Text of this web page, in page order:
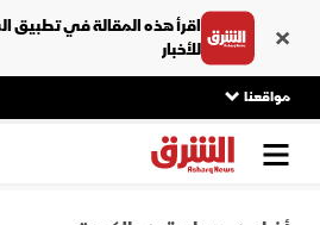
اقرأ هذه المقالة في تطبيق
للأخبار
مواقعنا